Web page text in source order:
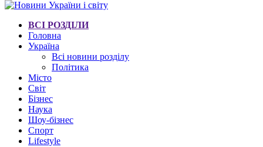
ВСІ РОЗДІЛИ
Головна
Україна
Всі новини розділу
Політика
Місто
Світ
Бізнес
Наука
Шоу-бізнес
Спорт
Lifestyle